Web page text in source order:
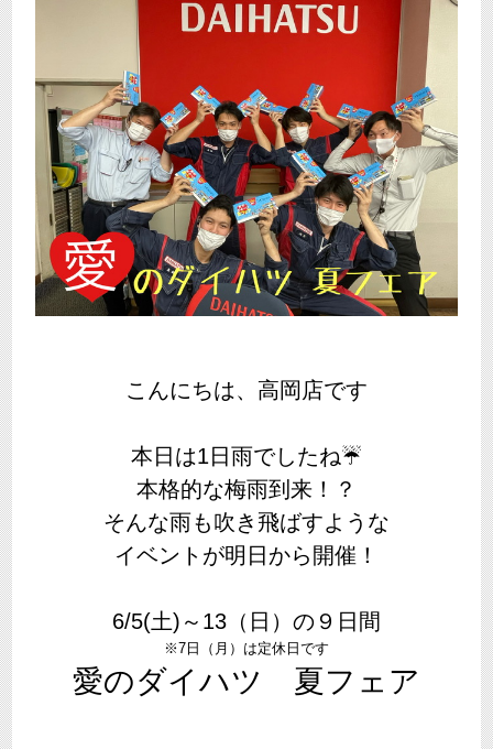
こんにちは、高岡店です
本日は1日雨でしたね☔
本格的な梅雨到来！？
そんな雨も吹き飛ばすような
イベントが明日から開催！
6/5(土)～13（日）の９日間
※7日（月）は定休日です
愛のダイハツ 夏フェア